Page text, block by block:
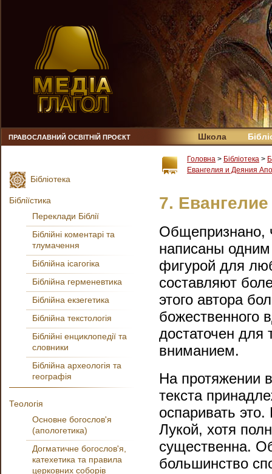
ПРАВОСЛАВНИЙ ОСВІТНІЙ ПРОЄКТ Школа
Головна > Бібліотека >
Евангелия и Деяния
7.
Общепризнано,
написаны
фигурой для
составляют
этого автора
божественного
достаточен для
вниманием.
На протяжении
текста
оспаривать
Лукой, хотя
существенна.
большинство
Бібліотека
Бібліїстика
Переклади Біблії
Біблійні коментарі та
тлумачення
Біблійна ісагогіка
Біблійна герменевтика
Біблійна екзегетика
Біблійна текстологія
Біблійні енциклопедії та
словники
Біблійна археологія та
географія
Теологія
Основне богослов'я
(апологетика)
Догматичне богослов'я,
катехетика та правила
церковних соборів